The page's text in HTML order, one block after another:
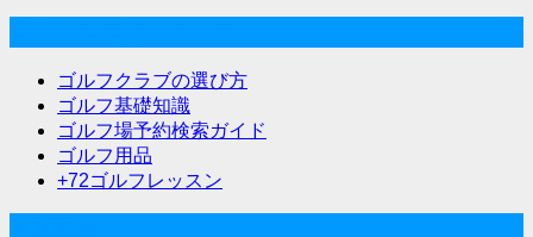
ゴルフクラブの選び方
ゴルフ基礎知識
ゴルフ場予約検索ガイド
ゴルフ用品
+72ゴルフレッスン